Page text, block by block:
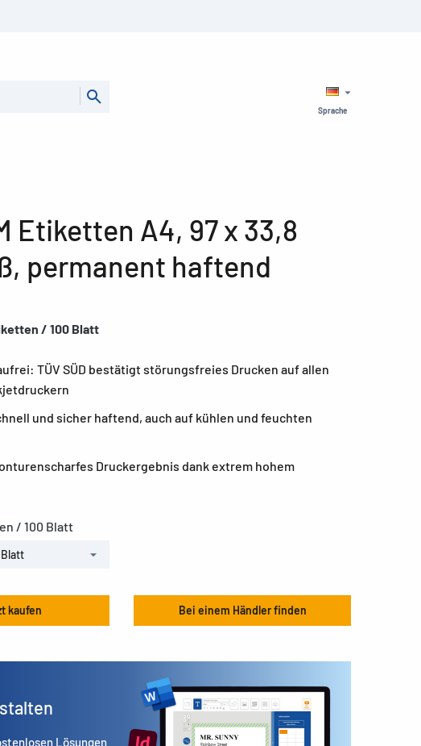
Sprache
Etiketten A4, 97 x 33,8
permanent haftend
/ 100 Blatt
TÜV SÜD bestätigt störungsfreies Drucken auf allen
und sicher haftend, auch auf kühlen und feuchten
Druckergebnis dank extrem hohem
/ 100 Blatt
kaufen Bei einem Händler finden
Lösungen